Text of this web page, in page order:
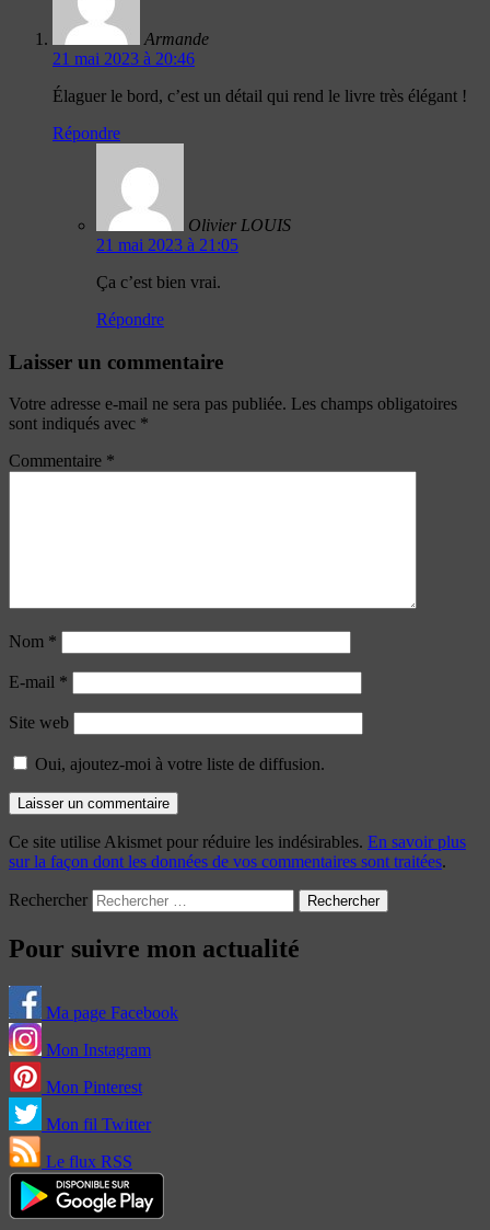
Armande
21 mai 2023 à 20:46
Élaguer le bord, c’est un détail qui rend le livre très élégant !
Répondre
Olivier LOUIS
21 mai 2023 à 21:05
Ça c’est bien vrai.
Répondre
Laisser un commentaire
Votre adresse e-mail ne sera pas publiée. Les champs obligatoires
sont indiqués avec *
Commentaire *
Nom *
E-mail *
Site web
Oui, ajoutez-moi à votre liste de diffusion.
Ce site utilise Akismet pour réduire les indésirables. En savoir plus
sur la façon dont les données de vos commentaires sont traitées.
Rechercher
Pour suivre mon actualité
Ma page Facebook
Mon Instagram
Mon Pinterest
Mon fil Twitter
Le flux RSS